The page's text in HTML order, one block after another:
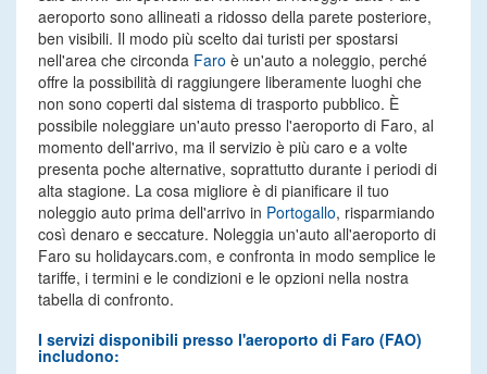
aeroporto sono allineati a ridosso della parete posteriore,
ben visibili. Il modo più scelto dai turisti per spostarsi
nell'area che circonda Faro è un'auto a noleggio, perché
offre la possibilità di raggiungere liberamente luoghi che
non sono coperti dal sistema di trasporto pubblico. È
possibile noleggiare un'auto presso l'aeroporto di Faro, al
momento dell'arrivo, ma il servizio è più caro e a volte
presenta poche alternative, soprattutto durante i periodi di
alta stagione. La cosa migliore è di pianificare il tuo
noleggio auto prima dell'arrivo in Portogallo, risparmiando
così denaro e seccature. Noleggia un'auto all'aeroporto di
Faro su holidaycars.com, e confronta in modo semplice le
tariffe, i termini e le condizioni e le opzioni nella nostra
tabella di confronto.
I servizi disponibili presso l'aeroporto di Faro (FAO)
includono: